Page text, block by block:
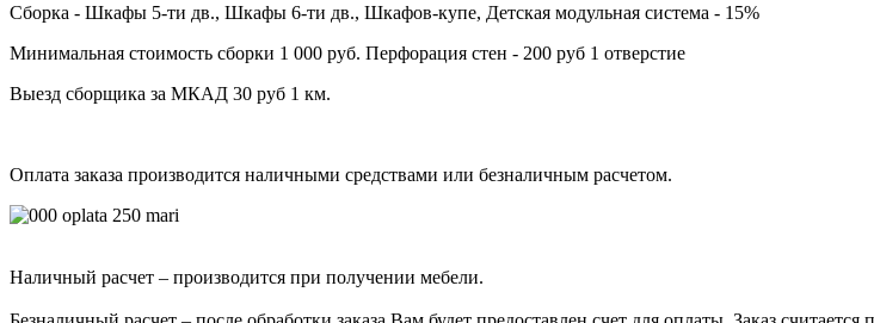
Сборка - Шкафы 5-ти дв., Шкафы 6-ти дв., Шкафов-купе, Детская модульная система - 15%
Минимальная стоимость сборки 1 000 руб. Перфорация стен - 200 руб 1 отверстие
Выезд сборщика за МКАД 30 руб 1 км.
Оплата заказа производится наличными средствами или безналичным расчетом.
Наличный расчет – производится при получении мебели.